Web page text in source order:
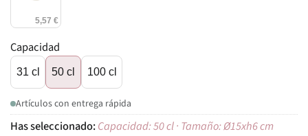
5,57 €
Capacidad
31 cl 50 cl 100 cl
Artículos con entrega rápida
Capacidad: 50 cl · Tamaño: Ø15xh6 cm